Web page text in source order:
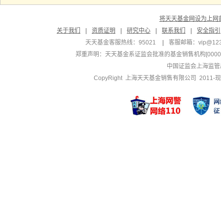
将天天基金网设为上网
关于我们
资质证明 研究中心 联系我们
安全指引
天天基金客服热线：95021
客服邮箱：
郑重声明：天天基金系证监会批准的基金销售机构
中国证监会上海监
CopyRight 上海天天基金销售有限公司 2011-